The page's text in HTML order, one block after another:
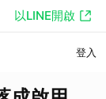
以LINE開啟
登入